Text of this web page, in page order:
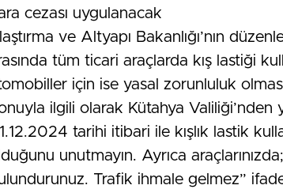
cezası uygulanacak
ve Altyapı Bakanlığı’nın
tüm ticari araçlarda kış lastiği
için ise yasal zorunluluk
ilgili olarak Kütahya Valiliği’nden
tarihi itibari ile kışlık lastik
unutmayın. Ayrıca
Trafik ihmale gelmez”